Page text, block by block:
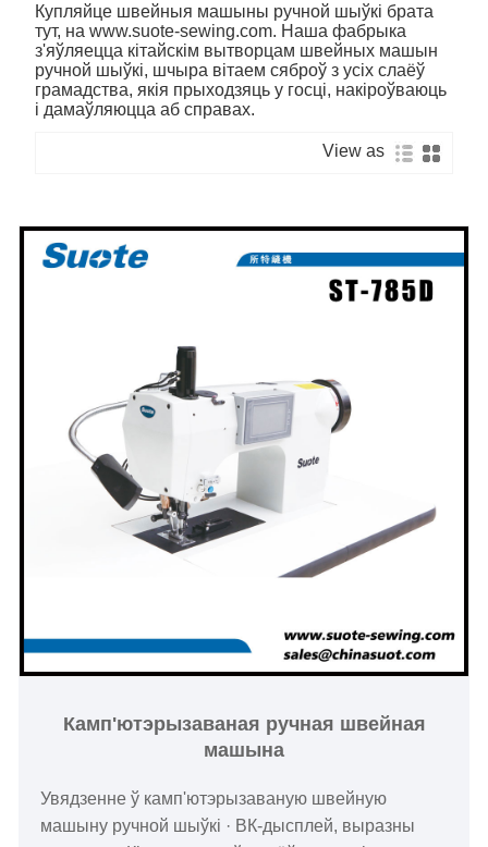
Купляйце швейныя машыны ручной шыўкі брата
тут, на www.suote-sewing.com. Наша фабрыка
з'яўляецца кітайскім вытворцам швейных машын
ручной шыўкі, шчыра вітаем сяброў з усіх слаёў
грамадства, якія прыходзяць у госці, накіроўваюць
і дамаўляюцца аб справах.
View as
Камп'ютэрызаваная ручная швейная
машына
Увядзенне ў камп'ютэрызаваную швейную
машыну ручной шыўкі · ВК-дысплей, выразны